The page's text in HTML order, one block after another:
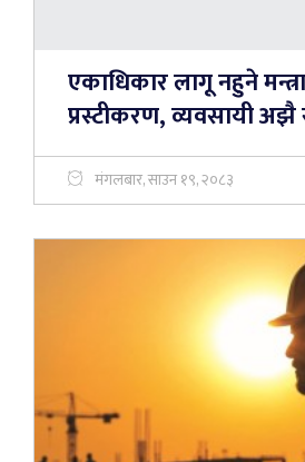
एकाधिकार लागू नहुने
प्रस्टीकरण, व्यवसायी
मंगलबार, साउन १९, २०८३